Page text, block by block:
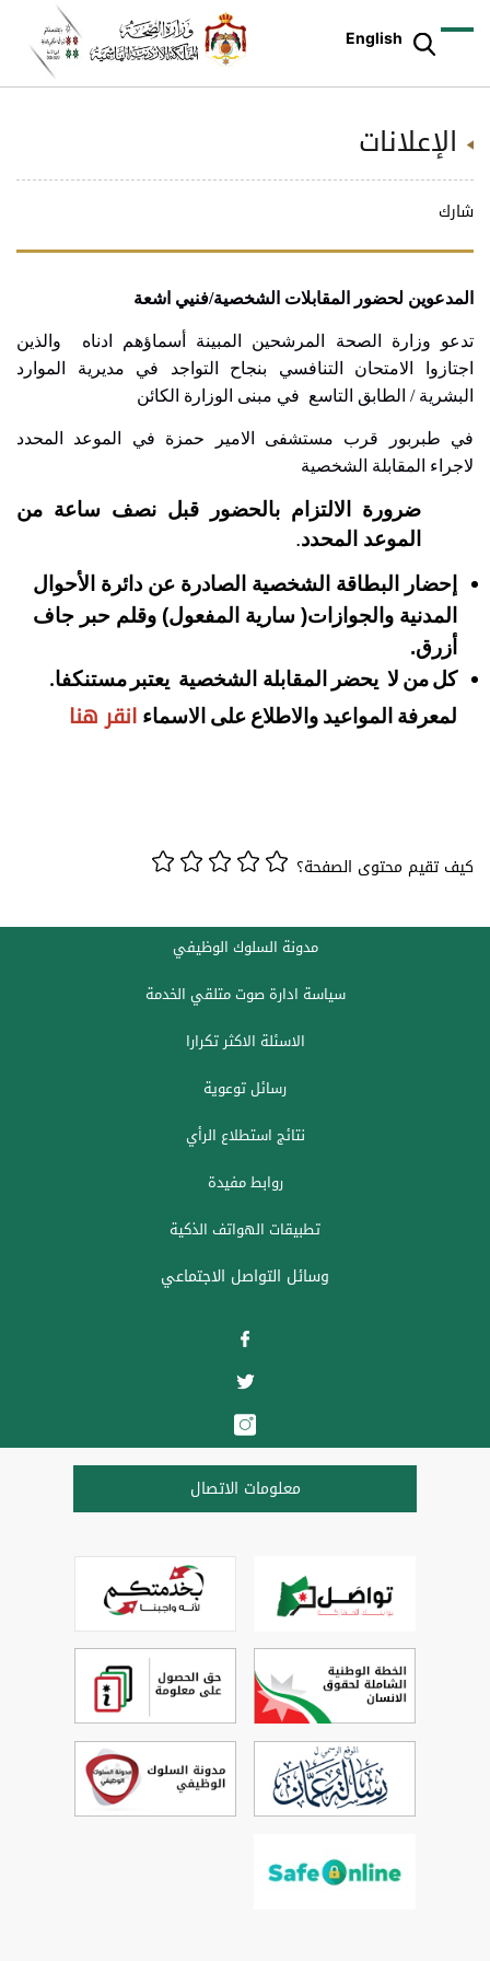
English
الإعلانات
شارك
المدعوين لحضور المقابلات الشخصية/فنيي اشعة
تدعو وزارة الصحة المرشحين المبينة أسماؤهم ادناه والذين
اجتازوا الامتحان التنافسي بنجاح التواجد في مديرية الموارد
البشرية / الطابق التاسع في مبنى الوزارة الكائن
في طبربور قرب مستشفى الامير حمزة في الموعد المحدد
لاجراء المقابلة الشخصية
ضرورة الالتزام بالحضور قبل نصف ساعة من
الموعد المحدد.
إحضار البطاقة الشخصية الصادرة عن دائرة الأحوال
المدنية والجوازات( سارية المفعول) وقلم حبر جاف
أزرق.
كلمن لا يحضر المقابلة الشخصية يعتبر مستنكفا.
لمعرفة المواعيد والاطلاع على الاسماء انقر هنا
كيف تقيم محتوى الصفحة؟
مدونة السلوك الوظيفي
سياسة ادارة صوت متلقي الخدمة
الاسئلة الاكثر تكرارا
رسائل توعوية
نتائج استطلاع الرأي
روابط مفيدة
تطبيقات الهواتف الذكية
وسائل التواصل الاجتماعي
معلومات الاتصال